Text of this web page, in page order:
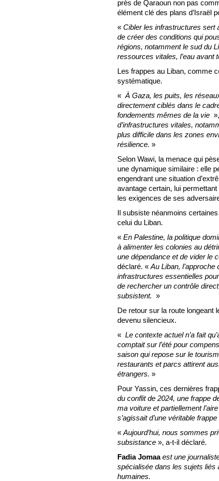
près de Qaraoun non pas
élément clé des plans d’Israël
« Cibler les infrastructures sert
de créer des conditions qui
régions, notamment le sud du
ressources vitales, l’eau avant
Les frappes au Liban, comme
systématique.
« À Gaza, les puits, les
directement ciblés dans le
fondements mêmes de la vie
d’infrastructures vitales,
plus difficile dans les zones
résilience. »
Selon Wawi, la menace qui
une dynamique similaire : elle
engendrant une situation
avantage certain, lui
les exigences de ses
Il subsiste néanmoins
celui du Liban.
« En Palestine, la politique
à alimenter les colonies au
une dépendance et de vider le
déclaré. « Au Liban,
infrastructures essentielles
de rechercher un contrôle
subsistent. »
De retour sur la route longeant
devenu silencieux.
« Le contexte actuel n’a fait
comptait sur l’été pour
saison qui repose sur le
restaurants et parcs attirent
étrangers. »
Pour Yassin, ces dernières
du conflit de 2024, une frappe
ma voiture et partiellement
s’agissait d’une véritable
« Aujourd’hui, nous sommes
subsistance », a-t-il déclaré.
Fadia Jomaaest une
spécialisée dans les sujets liés
humaines.